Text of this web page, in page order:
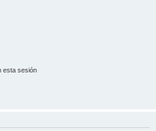
esta sesión